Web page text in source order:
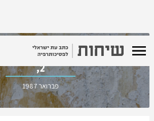
כרך א', חוברת
2,
פברואר 1987